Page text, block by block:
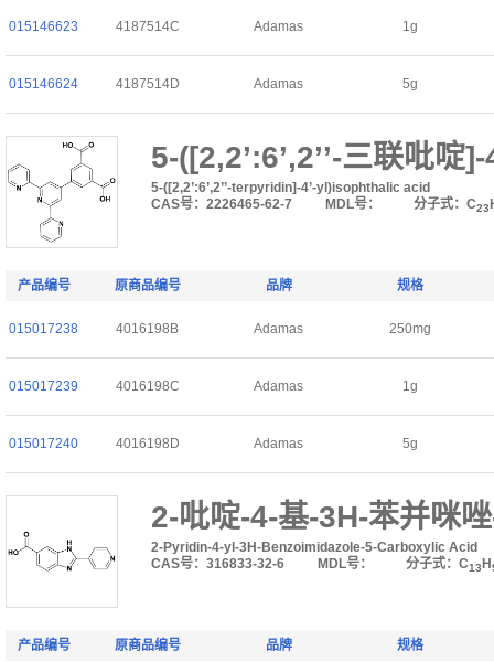
015146623 4187514C Adamas 1g
015146624 4187514D Adamas 5g
5-([2,2’:6’,2’’-三联吡啶
5-([2,2’:6’,2’’-terpyridin]-4’-yl)isophthalic acid
CAS号：2226465-62-7
MDL号： 分子式：C23
产品编号 原商品编号 品牌 规格
015017238 4016198B Adamas 250mg
015017239 4016198C Adamas 1g
015017240 4016198D Adamas 5g
2-吡啶-4-基-3H-苯并咪
2-Pyridin-4-yl-3H-Benzoimidazole-5-Carboxylic Acid
CAS号：316833-32-6
MDL号： 分子式：C13 H
产品编号 原商品编号 品牌 规格